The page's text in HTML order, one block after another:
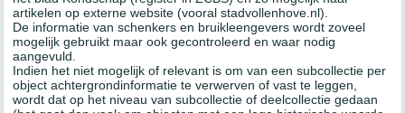
artikelen op externe website (vooral stadvollenhove.nl).
De informatie van schenkers en bruikleengevers wordt zoveel
mogelijk gebruikt maar ook gecontroleerd en waar nodig
aangevuld.
Indien het niet mogelijk of relevant is om van een subcollectie per
object achtergrondinformatie te verwerven of vast te leggen,
wordt dat op het niveau van subcollectie of deelcollectie gedaan